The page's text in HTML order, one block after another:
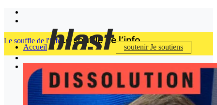
Accueil soutenirJe soutiens
Le souffle de l'info